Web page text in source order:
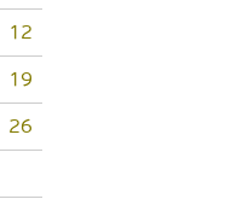
12
19
26